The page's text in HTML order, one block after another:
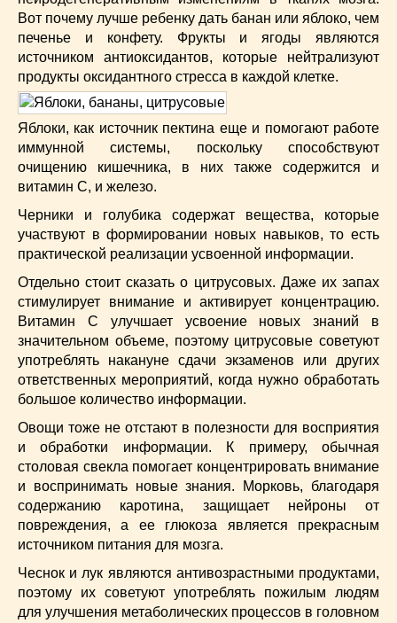
Вот почему лучше ребенку дать банан или яблоко, чем
печенье и конфету. Фрукты и ягоды являются
источником антиоксидантов, которые нейтрализуют
продукты оксидантного стресса в каждой клетке.
Яблоки, как источник пектина еще и помогают работе
иммунной системы, поскольку способствуют
очищению кишечника, в них также содержится и
витамин С, и железо.
Черники и голубика содержат вещества, которые
участвуют в формировании новых навыков, то есть
практической реализации усвоенной информации.
Отдельно стоит сказать о цитрусовых. Даже их запах
стимулирует внимание и активирует концентрацию.
Витамин С улучшает усвоение новых знаний в
значительном объеме, поэтому цитрусовые советуют
употреблять накануне сдачи экзаменов или других
ответственных мероприятий, когда нужно обработать
большое количество информации.
Овощи тоже не отстают в полезности для восприятия
и обработки информации. К примеру, обычная
столовая свекла помогает концентрировать внимание
и воспринимать новые знания. Морковь, благодаря
содержанию каротина, защищает нейроны от
повреждения, а ее глюкоза является прекрасным
источником питания для мозга.
Чеснок и лук являются антивозрастными продуктами,
поэтому их советуют употреблять пожилым людям
для улучшения метаболических процессов в головном